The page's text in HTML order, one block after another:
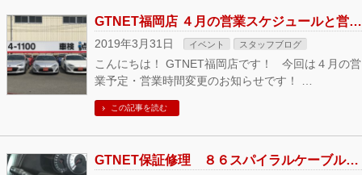
GTNET福岡店 ４月の営業スケジュールと営業時間変更のお知らせ
2019年3月31日 イベント スタッフブログ
こんにちは！ GTNET福岡店です！ 今回は４月の営
業予定・営業時間変更のお知らせです！ …
この記事を読む
GTNET保証修理 ８６スパイラルケーブル交換しました！